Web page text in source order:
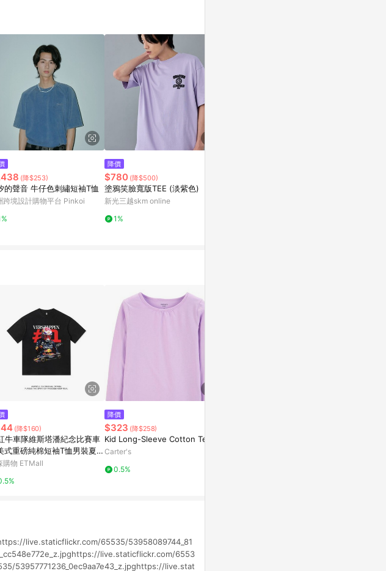
面後才首次下載 Pinkoi APP 並完成訂單，不
(降$253)
的聲音 牛仔色刺繡短袖T恤
跨境設計購物平台 Pinkoi
降價
$780 (降$500)
塗鴉笑臉寬版TEE (淡紫色)
新光三越skm online
1%
(降$160)
牛車隊維斯塔潘紀念比賽車
式重磅純棉短袖T恤男裝夏寬
購物 ETMall
降價
$323 (降$258)
Kid Long-Sleeve Cotton Tee
Carter's
0.5%
live.staticflickr.com/65535/53958089744_81
live.staticflickr.com/6553
53957771236_0ec9aa7e43_z.jpghttps://live.stat